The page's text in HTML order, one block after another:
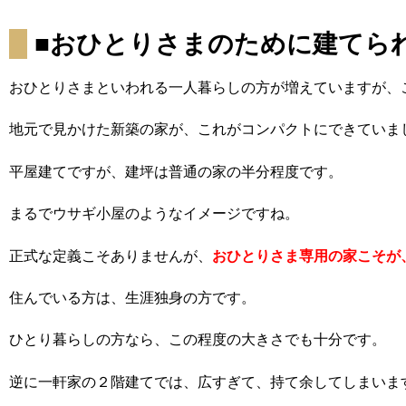
■おひとりさまのために建てら
おひとりさまといわれる一人暮らしの方が増えていますが
地元で見かけた新築の家が、これがコンパクトにできていま
平屋建てですが、建坪は普通の家の半分程度です。
まるでウサギ小屋のようなイメージですね。
正式な定義こそありませんが、 おひとりさま専用の家こそ
住んでいる方は、生涯独身の方です。
ひとり暮らしの方なら、この程度の大きさでも十分です。
逆に一軒家の２階建てでは、広すぎて、持て余してしまいま